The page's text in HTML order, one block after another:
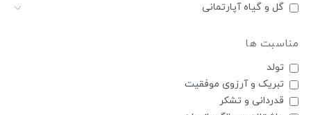
گل و گیاه آپارتمانی
مناسبت ها
تولد
تبریک و آرزوی موفقیت
قدردانی و تشکر